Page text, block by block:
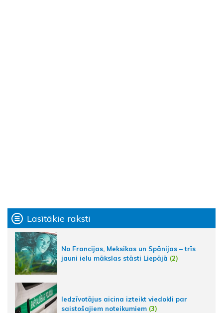
Lasītākie raksti
No Francijas, Meksikas un Spānijas – trīs
jauni ielu mākslas stāsti Liepājā (2)
Iedzīvotājus aicina izteikt viedokli par
saistošajiem noteikumiem (3)